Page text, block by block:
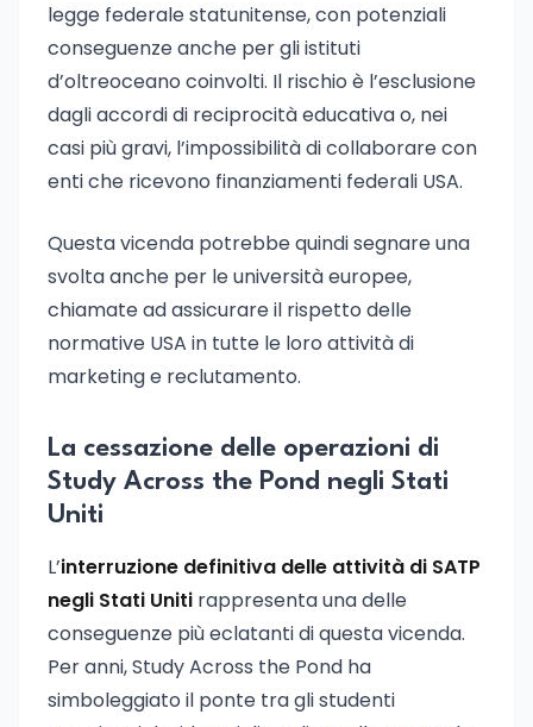
legge federale statunitense, con potenziali
conseguenze anche per gli istituti
d’oltreoceano coinvolti. Il rischio è l’esclusione
dagli accordi di reciprocità educativa o, nei
casi più gravi, l’impossibilità di collaborare con
enti che ricevono finanziamenti federali USA.
Questa vicenda potrebbe quindi segnare una
svolta anche per le università europee,
chiamate ad assicurare il rispetto delle
normative USA in tutte le loro attività di
marketing e reclutamento.
La cessazione delle operazioni di
Study Across the Pond negli Stati
Uniti
L’interruzione definitiva delle attività di SATP
negli Stati Uniti rappresenta una delle
conseguenze più eclatanti di questa vicenda.
Per anni, Study Across the Pond ha
simboleggiato il ponte tra gli studenti